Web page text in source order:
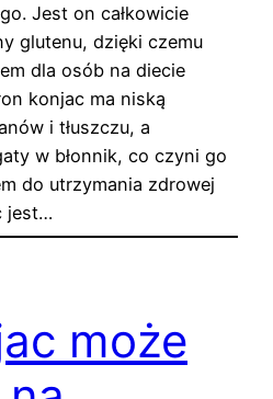
Jest on całkowicie
glutenu, dzięki czemu
dla osób na diecie
konjac ma niską
i tłuszczu, a
w błonnik, co czyni go
do utrzymania zdrowej
jest…
może